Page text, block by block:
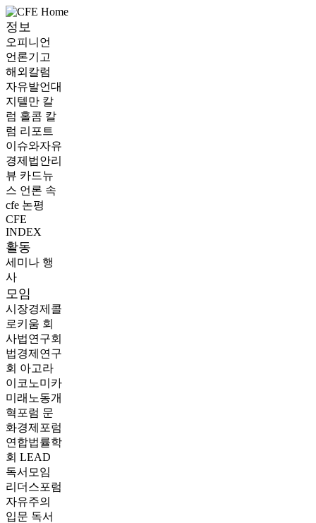
정보
오피니언
언론기고
해외칼럼
자유발언대
지텔만 칼
럼 홀콤 칼
럼 리포트
이슈와자유
경제법안리
뷰 카드뉴
스 언론 속
cfe 논평
CFE
INDEX
활동
세미나 행
사
모임
시장경제콜
로키움 회
사법연구회
법경제연구
회 아고라
이코노미카
미래노동개
혁포럼 문
화경제포럼
연합법률학
회 LEAD
독서모임
리더스포럼
자유주의
입문 독서